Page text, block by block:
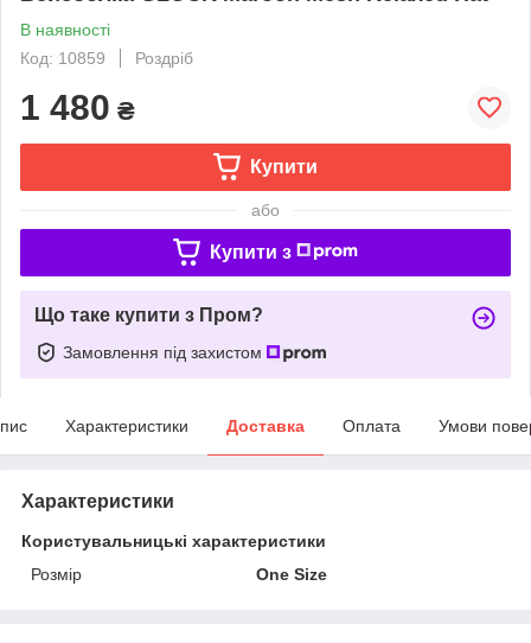
В наявності
Код: 10859
Роздріб
1 480 ₴
Купити
або
Купити з
Що таке купити з Пром?
Замовлення під захистом
Характеристики Доставка Оплата Умови
Характеристики
Користувальницькі характеристики
Розмір
One Size